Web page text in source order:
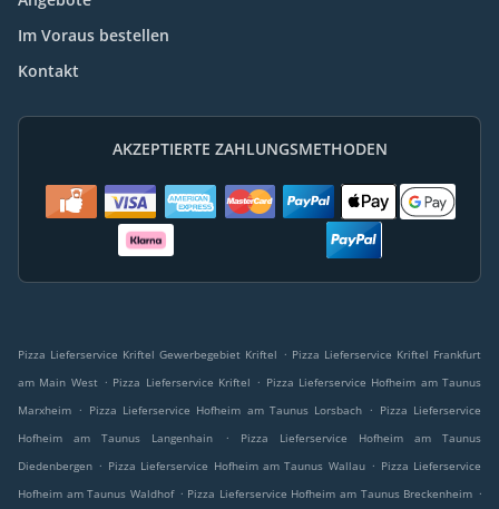
Im Voraus bestellen
Kontakt
AKZEPTIERTE ZAHLUNGSMETHODEN
Pizza Lieferservice Kriftel Gewerbegebiet Kriftel . Pizza Lieferservice Kriftel Frankfurt
am Main West . Pizza Lieferservice Kriftel . Pizza Lieferservice Hofheim am Taunus
Marxheim . Pizza Lieferservice Hofheim am Taunus Lorsbach . Pizza Lieferservice
Hofheim am Taunus Langenhain
.
Pizza Lieferservice Hofheim am Taunus
Diedenbergen . Pizza Lieferservice Hofheim am Taunus Wallau . Pizza Lieferservice
Hofheim am Taunus Waldhof . Pizza Lieferservice Hofheim am Taunus Breckenheim .